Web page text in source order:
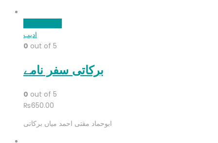
ادیب
0 out of 5
برکاتی سفر نامے
0 out of 5
₨650.00
ابوحماد مفتی احمد میاں برکاتی